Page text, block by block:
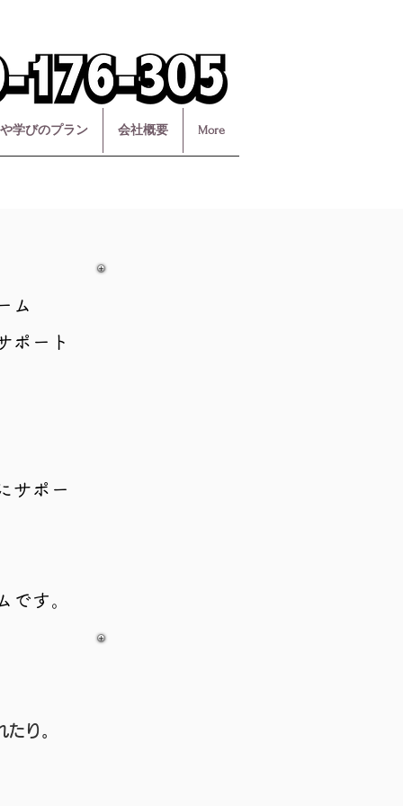
学びのプラン 会社概要 More
ム
ポート
サポー
です 。
り。